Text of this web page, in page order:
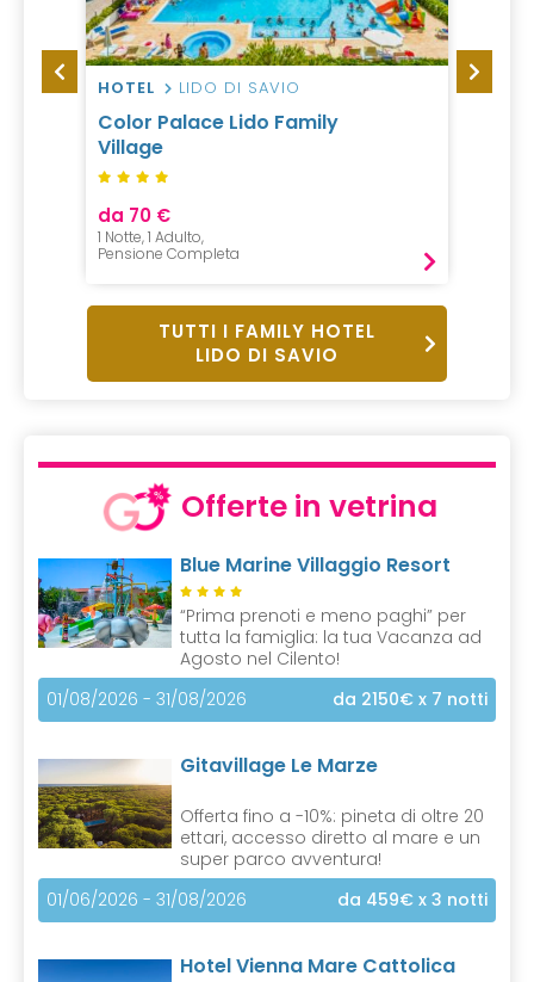
HOTEL LIDO DI SAVIO
Color Palace Lido Family
Village
da 70 €
1 Notte, 1 Adulto,
Pensione Completa
HOTEL
TUTTI I FAMILY HOTEL
LIDO DI SAVIO
Offerte in vetrina
Blue Marine Villaggio Resort
“Prima prenoti e meno paghi” per
tutta la famiglia: la tua Vacanza ad
Agosto nel Cilento!
01/08/2026 - 31/08/2026
da 2150€ x 7 notti
Gitavillage Le Marze
Offerta fino a -10%: pineta di oltre 20
ettari, accesso diretto al mare e un
super parco avventura!
01/06/2026 - 31/08/2026
da 459€ x 3 notti
Hotel Vienna Mare Cattolica